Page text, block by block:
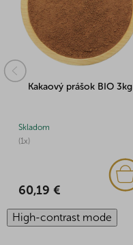
Kakaový prášok BIO 3kg
(1x)
Skladom
60,19 €
High-contrast mode